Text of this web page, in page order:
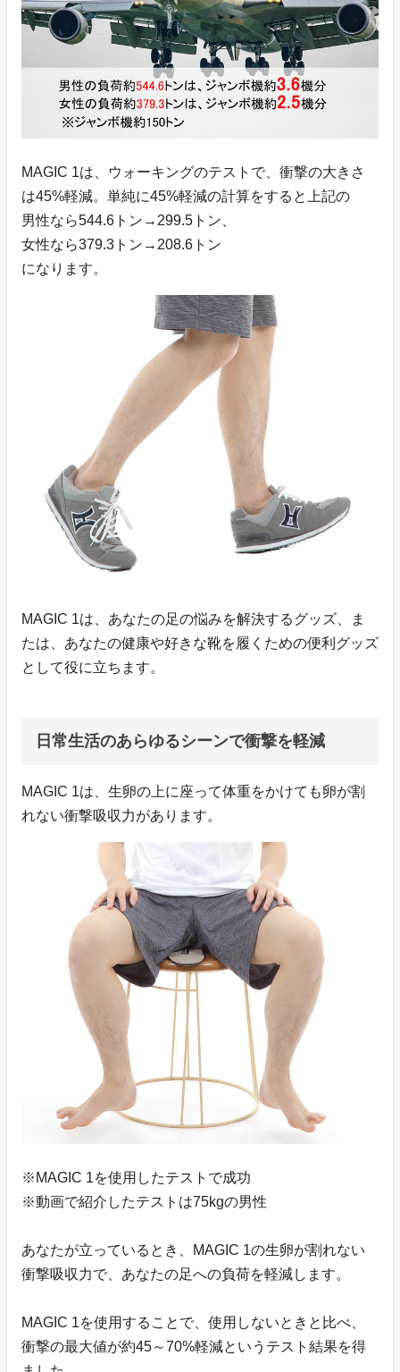
MAGIC 1は、ウォーキングのテストで、衝撃の大きさ
は45%軽減。単純に45%軽減の計算をすると上記の
男性なら544.6トン→299.5トン、
女性なら379.3トン→208.6トン
になります。
MAGIC 1は、あなたの足の悩みを解決するグッズ、ま
たは、あなたの健康や好きな靴を履くための便利グッズ
として役に立ちます。
日常生活のあらゆるシーンで衝撃を軽減
MAGIC 1は、生卵の上に座って体重をかけても卵が割
れない衝撃吸収力があります。
※MAGIC 1を使用したテストで成功
※動画で紹介したテストは75kgの男性
あなたが立っているとき、MAGIC 1の生卵が割れない
衝撃吸収力で、あなたの足への負荷を軽減します。
MAGIC 1を使用することで、使用しないときと比べ、
衝撃の最大値が約45～70%軽減というテスト結果を得